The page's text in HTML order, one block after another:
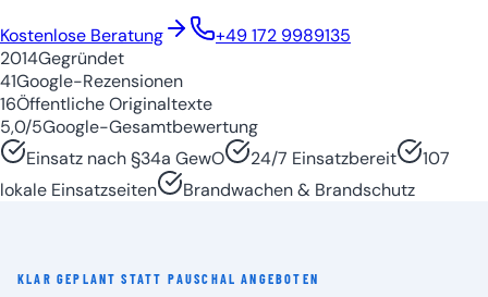
Kostenlose Beratung
+49 172 9989135
2014Gegründet
41Google-Rezensionen
16Öffentliche Originaltexte
5,0/5Google-Gesamtbewertung
Einsatz nach §34a GewO
24/7 Einsatzbereit
107
lokale Einsatzseiten
Brandwachen & Brandschutz
KLAR GEPLANT STATT PAUSCHAL ANGEBOTEN